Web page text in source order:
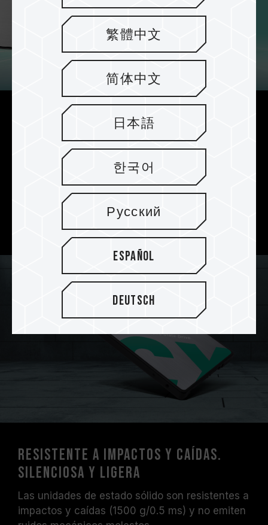
Tecnología avanzada de
almacenamiento en caché SLC
La tecnología avanzada del algoritmo de
almacenamiento en caché SLC hace que su
velocidad de lectura y escritura sea fácilmente
más rápida que la de los discos
Resistente a impactos y caídas.
Silenciosa y ligera
Las unidades de estado sólido son resistentes a
impactos y caídas (1500 g/0.5 ms) y no emiten
繁體中文
简体中文
日本語
한국어
Русский
Español
Deutsch